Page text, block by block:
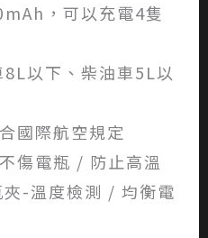
，可以充電4隻
以下、柴油車5L以
國際航空規定
傷電瓶 / 防止高溫
-溫度檢測 / 均衡電